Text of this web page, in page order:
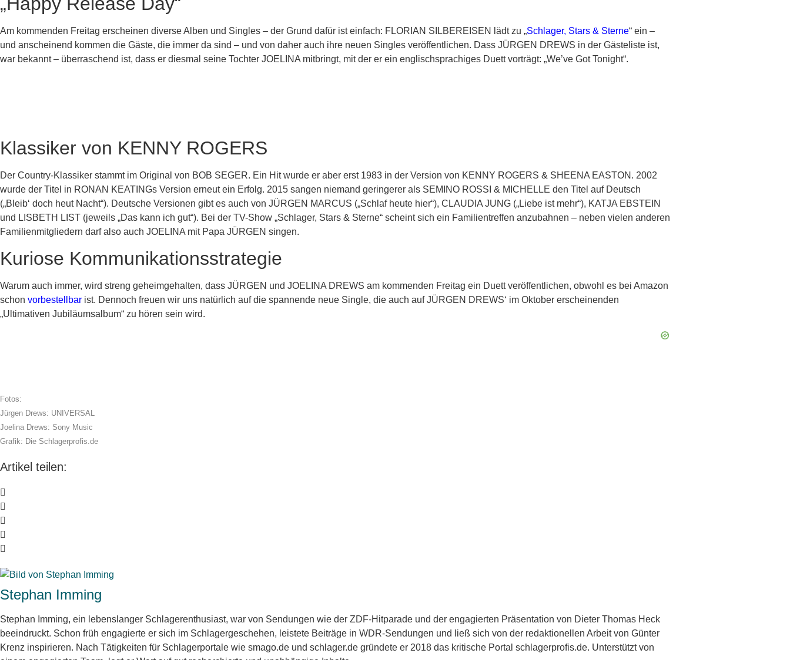
Am kommenden Freitag erscheinen diverse Alben und Singles – der Grund dafür ist einfach: FLORIAN SILBEREISEN lädt zu „Schlager, Stars & Sterne“ ein –
und anscheinend kommen die Gäste, die immer da sind – und von daher auch ihre neuen Singles veröffentlichen. Dass JÜRGEN DREWS in der Gästeliste ist,
war bekannt – überraschend ist, dass er diesmal seine Tochter JOELINA mitbringt, mit der er ein englischsprachiges Duett vorträgt: „We’ve Got Tonight“.
Klassiker von KENNY ROGERS
Der Country-Klassiker stammt im Original von BOB SEGER. Ein Hit wurde er aber erst 1983 in der Version von KENNY ROGERS & SHEENA EASTON. 2002
wurde der Titel in RONAN KEATINGs Version erneut ein Erfolg. 2015 sangen niemand geringerer als SEMINO ROSSI & MICHELLE den Titel auf Deutsch
(„Bleib‘ doch heut Nacht“). Deutsche Versionen gibt es auch von JÜRGEN MARCUS („Schlaf heute hier“), CLAUDIA JUNG („Liebe ist mehr“), KATJA EBSTEIN
und LISBETH LIST (jeweils „Das kann ich gut“). Bei der TV-Show „Schlager, Stars & Sterne“ scheint sich ein Familientreffen anzubahnen – neben vielen anderen
Familienmitgliedern darf also auch JOELINA mit Papa JÜRGEN singen.
Kuriose Kommunikationsstrategie
Warum auch immer, wird streng geheimgehalten, dass JÜRGEN und JOELINA DREWS am kommenden Freitag ein Duett veröffentlichen, obwohl es bei Amazon
schon vorbestellbar ist. Dennoch freuen wir uns natürlich auf die spannende neue Single, die auch auf JÜRGEN DREWS‘ im Oktober erscheinenden
„Ultimativen Jubiläumsalbum“ zu hören sein wird.
Fotos:
Jürgen Drews: UNIVERSAL
Joelina Drews: Sony Music
Grafik: Die Schlagerprofis.de
Artikel teilen:
Stephan Imming
Stephan Imming, ein lebenslanger Schlagerenthusiast, war von Sendungen wie der ZDF-Hitparade und der engagierten Präsentation von Dieter Thomas Heck
beeindruckt. Schon früh engagierte er sich im Schlagergeschehen, leistete Beiträge in WDR-Sendungen und ließ sich von der redaktionellen Arbeit von Günter
Krenz inspirieren. Nach Tätigkeiten für Schlagerportale wie smago.de und schlager.de gründete er 2018 das kritische Portal schlagerprofis.de. Unterstützt von